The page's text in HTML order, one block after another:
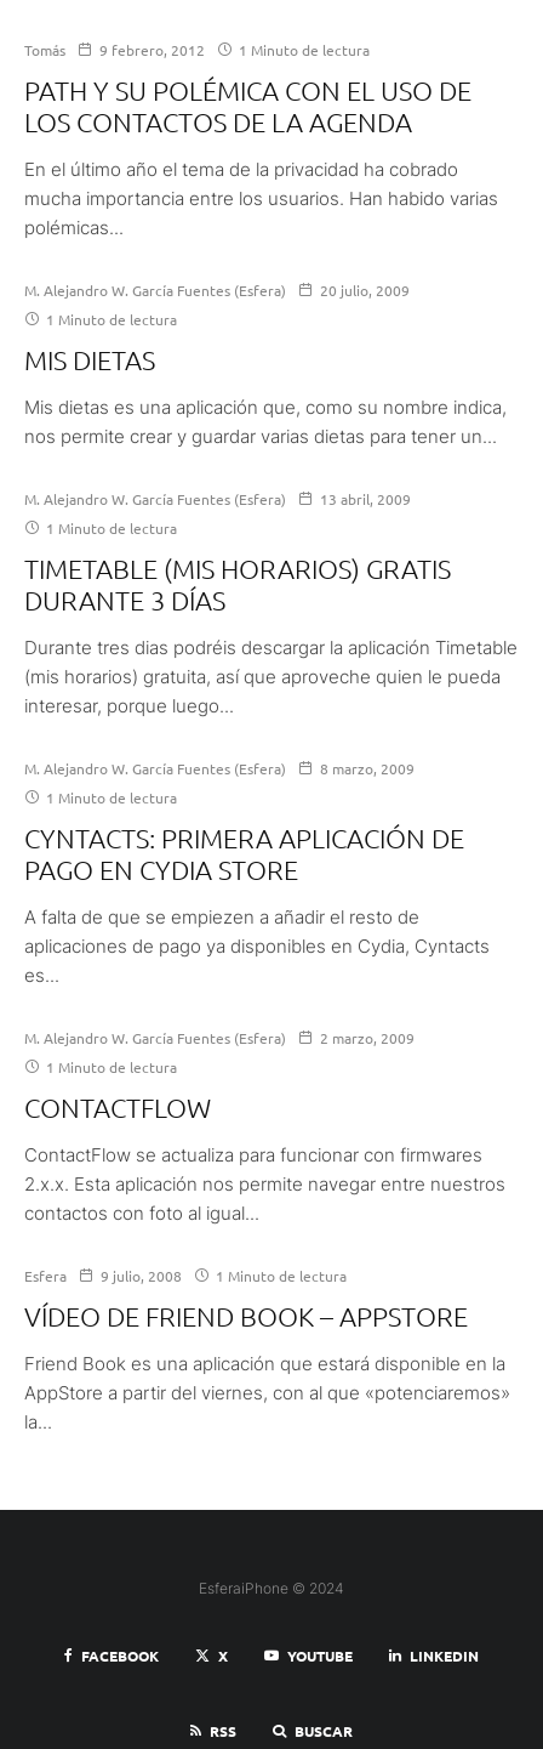
Tomás 9 febrero, 2012 1 Minuto de lectura
PATH Y SU POLÉMICA CON EL USO DE
LOS CONTACTOS DE LA AGENDA
En el último año el tema de la privacidad ha cobrado
mucha importancia entre los usuarios. Han habido varias
polémicas...
M. Alejandro W. García Fuentes (Esfera)
20 julio, 2009
1 Minuto de lectura
MIS DIETAS
Mis dietas es una aplicación que, como su nombre indica,
nos permite crear y guardar varias dietas para tener un...
M. Alejandro W. García Fuentes (Esfera)
13 abril, 2009
1 Minuto de lectura
TIMETABLE (MIS HORARIOS) GRATIS
DURANTE 3 DÍAS
Durante tres dias podréis descargar la aplicación Timetable
(mis horarios) gratuita, así que aproveche quien le pueda
interesar, porque luego...
M. Alejandro W. García Fuentes (Esfera)
8 marzo, 2009
1 Minuto de lectura
CYNTACTS: PRIMERA APLICACIÓN DE
PAGO EN CYDIA STORE
A falta de que se empiezen a añadir el resto de
aplicaciones de pago ya disponibles en Cydia, Cyntacts
es...
M. Alejandro W. García Fuentes (Esfera)
2 marzo, 2009
1 Minuto de lectura
CONTACTFLOW
ContactFlow se actualiza para funcionar con firmwares
2.x.x. Esta aplicación nos permite navegar entre nuestros
contactos con foto al igual...
Esfera 9 julio, 2008 1 Minuto de lectura
VÍDEO DE FRIEND BOOK – APPSTORE
Friend Book es una aplicación que estará disponible en la
AppStore a partir del viernes, con al que «potenciaremos»
la...
EsferaiPhone © 2024
FACEBOOK X YOUTUBE LINKEDIN
RSS BUSCAR